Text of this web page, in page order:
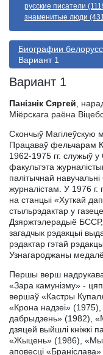
русские писатели
знаменитые люди
Биографии
Вариант 1
Вариант 1
Панізнік Сяргей ,
Міёрскага раёна
Скончыў Магілеўскую
Працаваў фельчарам
1962-1975 гг. служыў
факультэта
палітычнай
журналістам. У 1976
на станцыі «Хуткай
стыльрэдактар у
Дзяржтэлерадыё БССР,
загадчык рэдакцыі
рэдактар гэтай
Узнагароджаны
Першы верш
«Зара камунізму» -
вершаў «Кастры
«Крона надзеі»
дабрыдзень» (1982),
дзяцей выйшлі кніжкі
«Жыцень» (1986), «Мы
аповесці